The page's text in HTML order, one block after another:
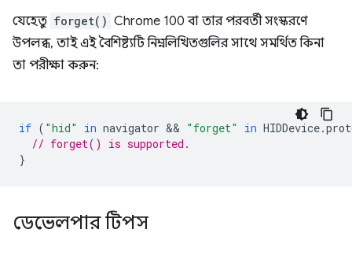
যেহেতু forget() Chrome 100 বা তার পরবর্তী সংস্করণে
উপলব্ধ, তাই এই বৈশিষ্ট্যটি নিম্নলিখিতগুলির সাথে সমর্থিত কিনা
তা পরীক্ষা করুন:
if ( "hid" in navigator && "forget" in HIDDevice.
// forget() is supported.
}
ডেভেলপার টিপস